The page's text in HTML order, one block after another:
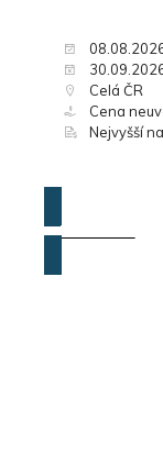
Celá ČR
Cena
Nejvyšší
ZOBRAZIT